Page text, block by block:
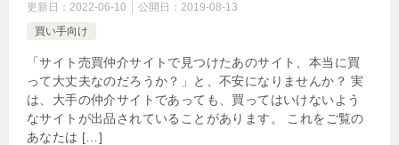
更新日： 2022-06-10 公開日： 2019-08-13
買い手向け
「サイト売買仲介サイトで見つけたあのサイト、本当に買
って大丈夫なのだろうか？」と、不安になりませんか？ 実
は、大手の仲介サイトであっても、買ってはいけないよう
なサイトが出品されていることがあります。 これをご覧の
あなたは […]